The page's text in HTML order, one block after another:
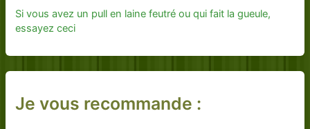
Si vous avez un pull en laine feutré ou qui fait la gueule,
essayez ceci
Je vous recommande :